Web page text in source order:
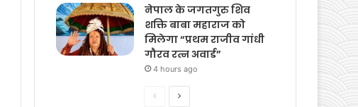
2 hours ago
राष्ट्रीय सैनिक संस्थान ने
देवभूमि में किया महेंद्र जोशी
का सम्मान
नेपाल के जगतगुरु शिव